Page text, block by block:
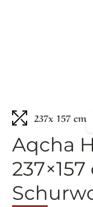
237x 157 cm
Aqcha